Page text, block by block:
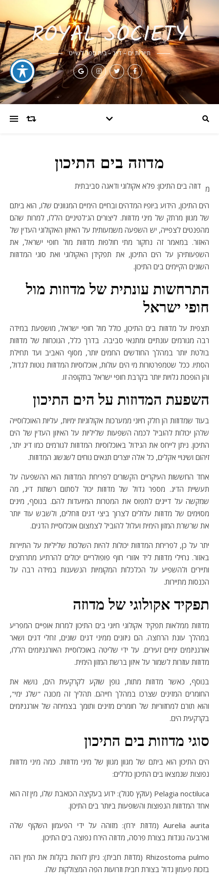
ROYAL SOCIETY
תיירות ים – דייג – בית ספר לשייט
מדוזה בים התיכון
מ דוזה בים התיכון: פלא אקולוגי ודאגה סביבתית
הים התיכון, הידוע ביופיו המדהים ובחיים הימיים המגוונים שלו, הוא ביתם
של מגוון מרתק של מיני מדוזות. ליצורים הג'לטיניים הללו, למרות שהם
מהפנטים לצפייה, יש השפעה משמעותית על האיזון האקולוגי העדין של
האזור. במאמר זה נחקור מתי חולפות מדוזות מול חופי ישראל, את
השפעותיהן על הים התיכון, את תפקידן האקולוגי ואת סוגי המדוזות
השונים הקיימים בים התיכון.
התרחשות עונתית של מדוזות מול
חופי ישראל
תצפית על מדוזות בים התיכון, כולל מול חופי ישראל, מושפעת במידה
רבה מגורמים עונתיים ומתנאי סביבה. בדרך כלל, הנוכחות של מדוזות
בולטת יותר במהלך החודשים החמים יותר, מסוף האביב ועד תחילת
הסתיו. ככל שטמפרטורות מי הים עולות, אוכלוסיות המדוזות נוטות לגדול,
והן הופכות גלויות יותר בקרבת חופי ישראל בתקופה זו.
השפעת המדוזות על הים התיכון
בעוד שמדוזות הן חלק חיוני ממערכות אקולוגיות ימיות, עליות האוכלוסייה
שלהן יכולות להוביל לכמה השפעות שליליות על האיזון העדין של הים
התיכון. ניתן לייחס את הגידול באוכלוסיות המדוזות לגורמים כמו דיג יתר,
זיהום ושינויי אקלים, כל אלה יוצרים תנאים נוחים לשגשוג המדוזות.
אחד החששות העיקריים הקשורים לפריחת המדוזות הוא ההשפעה על
תעשיית הדיג. מספר גדול של מדוזות יכול לסתום רשתות דיג, מה
שמקשה על דייגים לתפוס את המטרות המיועדות להם. בנוסף, מינים
מסוימים של מדוזות עלולים לצרוך ביצי דגים וזחלים, ולשבש עוד יותר
את שרשרת המזון הימית ועלול להוביל לצמצום אוכלוסיית הדגים.
יתר על כן, לפריחת המדוזות יכולות להיות השלכות שליליות על התיירות
באזור. נחילי מדוזות ליד אזורי חוף פופולריים יכולים להרתיע מתרחצים
ותיירים ולהשפיע על הכלכלות המקומיות הנשענות במידה רבה על
הכנסות מתיירות.
תפקיד אקולוגי של מדוזה
מדוזות ממלאות תפקיד אקולוגי חיוני בים התיכון למרות אופיים המפריע
במהלך עונת הרחצה. הם ניזונים ממיני דגים שונים, זחלי דגים ושאר
אורגניזמים ימיים זעירים. על ידי שליטה באוכלוסיית האורגניזמים הללו,
מדוזות עוזרות לשמור על איזון ברשת המזון הימית.
בנוסף, כאשר מדוזות מתות, גופן שוקע לקרקעית הים, נושא את
החומרים המזינים שצרכו במהלך חייהם. תהליך זה מכונה "שלג ימי",
והוא תורם למחזוריות של חומרים מזינים ותומך בצמיחה של אורגניזמים
בקרקעית הים.
סוגי מדוזות בים התיכון
הים התיכון הוא ביתם של מגוון מגוון של מיני מדוזות. כמה מיני מדוזות
נפוצות שנמצאו בים התיכון כוללים:
Pelagia noctiluca (עוקץ סגול): ידוע בעקיצה הכואבת שלו, מין זה הוא
אחד המדוזות הנפוצות והשופעות ביותר בים התיכון.
Aurelia aurita (מדוזת ירח): מזוהה על ידי הפעמון השקוף שלה
וארבעה גונדות בצורת פרסה, מדוזה הירח נפוצה בים התיכון.
Rhizostoma pulmo (מדוזת חבית): ניתן לזהות בקלות את המין הזה
בזכות פעמון גדול בצורת חבית וזרועות הפה המצולקות שלו.